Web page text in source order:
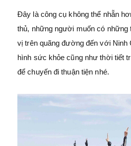
Đây là công cụ không thể nhẵn
thủ, những người muốn có những
vị trên quãng đường đến với
hình sức khỏe cũng như thời tiết
để chuyến đi thuận tiện nhé.